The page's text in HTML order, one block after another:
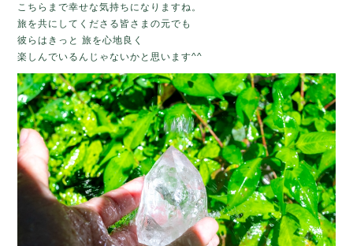
こちらまで幸せな気持ちになりますね。
旅を共にしてくださる皆さまの元でも
彼らはきっと 旅を心地良く
楽しんでいるんじゃないかと思います^^